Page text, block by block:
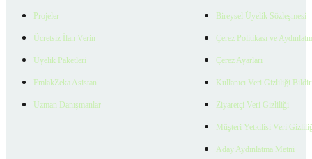
Projeler
Ücretsiz İlan Verin
Üyelik Paketleri
EmlakZeka Asistan
Uzman Danışmanlar
Bireysel Üyelik Sözleşmesi
Çerez Politikası ve
Çerez Ayarları
Kullanıcı Veri Gizliliği
Ziyaretçi Veri Gizliliği
Müşteri Yetkilisi Veri
Aday Aydınlatma Metni